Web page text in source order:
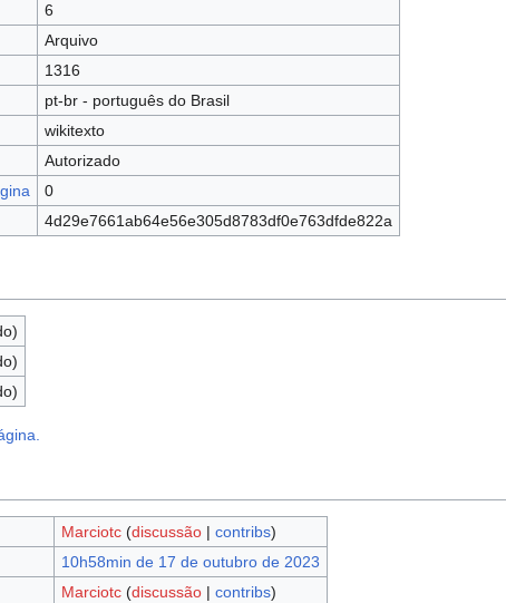
6
Arquivo
1316
pt-br - português do Brasil
wikitexto
Autorizado
0
4d29e7661ab64e56e305d8783df0e763dfde822a
Marciotc (discussão| contribs)
10h58min de 17 de outubro de 2023
Marciotc (discussão| contribs)